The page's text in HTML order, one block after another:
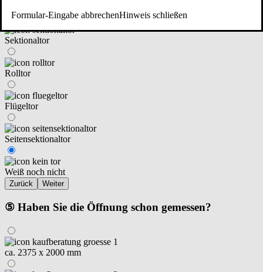
Sektionaltor
Rolltor
Flügeltor
Seitensektionaltor
Weiß noch nicht
Zurück Weiter
⑤ Haben Sie die Öffnung schon gemessen?
ca. 2375 x 2000 mm
Formular-Eingabe abbrechenHinweis schließen